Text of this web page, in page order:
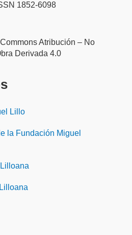
1852-6098
Atribución – No
Derivada 4.0
Lillo
la Fundación Miguel